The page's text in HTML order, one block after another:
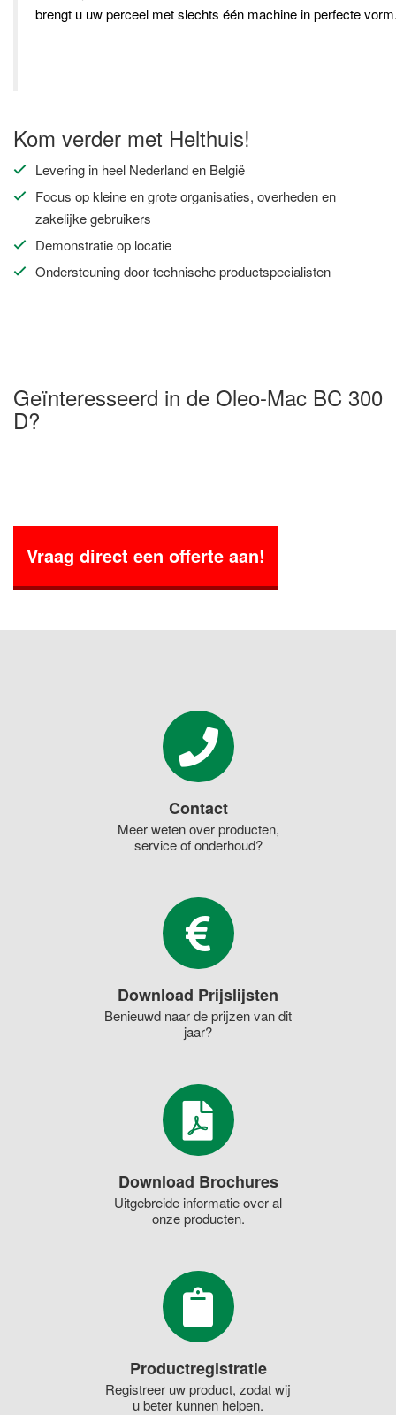
brengt u uwperceel metslechts één machineinperfecte
Kom verder met Helthuis!
Levering in heel Nederland en België
Focus op kleine en grote organisaties, overheden en
zakelijke gebruikers
Demonstratie op locatie
Ondersteuning door technische productspecialisten
Geïnteresseerd in de Oleo-Mac BC 300
D?
Vraag direct een offerte aan!
Contact
Meer weten over producten,
service of onderhoud?
Download Prijslijsten
Benieuwd naar de prijzen van dit
jaar?
Download Brochures
Uitgebreide informatie over al
onze producten.
Productregistratie
Registreer uw product, zodat wij
u beter kunnen helpen.